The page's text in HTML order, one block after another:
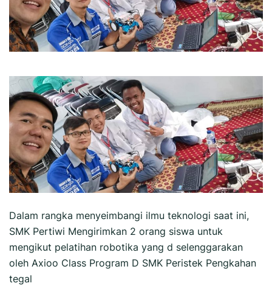
Dalam rangka menyeimbangi ilmu teknologi saat ini,
SMK Pertiwi Mengirimkan 2 orang siswa untuk
mengikut pelatihan robotika yang d selenggarakan
oleh Axioo Class Program D SMK Peristek Pengkahan
tegal